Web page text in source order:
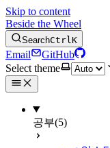
Skip to content
Beside the Wheel
SearchCtrlK
Email
GitHub
Select theme
공부(5)